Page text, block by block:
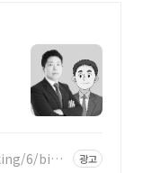
6/bize
광고